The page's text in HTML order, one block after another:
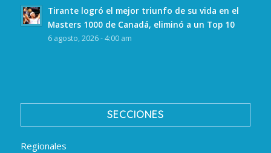
Tirante logró el mejor triunfo de su vida en el
Masters 1000 de Canadá, eliminó a un Top 10
6 agosto, 2026 - 4:00 am
SECCIONES
Regionales